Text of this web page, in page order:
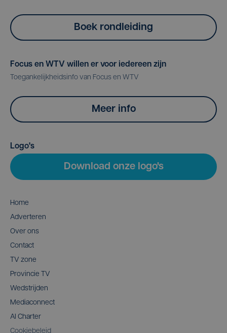
Boek rondleiding
Focus en WTV willen er voor iedereen zijn
Toegankelijkheidsinfo van Focus en WTV
Meer info
Logo's
Download onze logo's
Home
Adverteren
Over ons
Contact
TV zone
Provincie TV
Wedstrijden
Mediaconnect
AI Charter
Cookiebeleid